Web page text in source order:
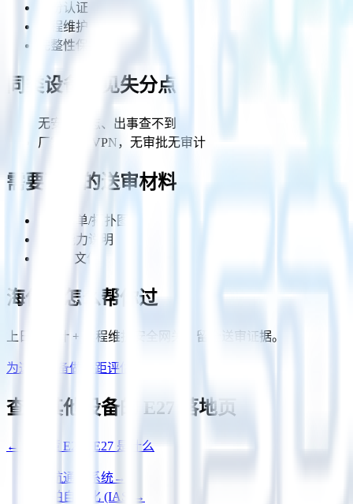
身份认证
远程维护
完整性保护
同类设备常见失分点
无安全日志、出事查不到
厂家直连 VPN，无审批无审计
需要准备的送审材料
资产清单/拓扑图
安全能力说明
SDLC 文件
海仕德怎么帮你过
上日志审计 + 远程维护安全网关，留全送审证据。
为这台设备做差距评估
查看其他设备的 E27 落地页
← 先搞懂 E26 / E27 是什么
导航通信系统→
船舶自动化 (IAS)
→